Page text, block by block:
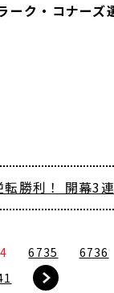
ク・コナー
勝利！ 開幕3
6735 6736